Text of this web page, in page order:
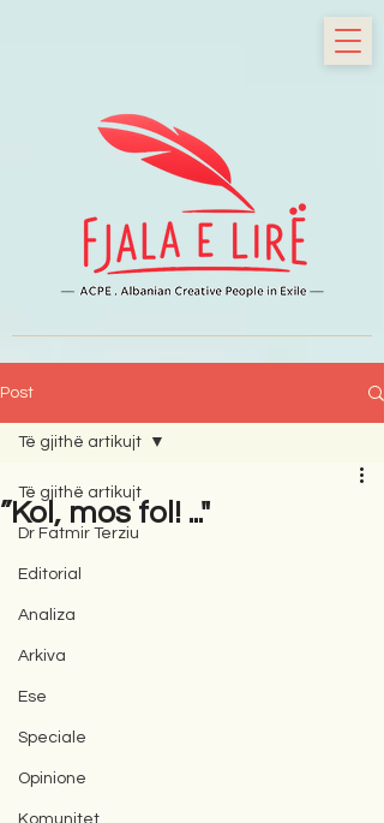
Post
Të gjithë artikujt
Dr Fatmir Terziu
Editorial
Analiza
Arkiva
Ese
Speciale
Opinione
Komunitet
Të gjithë artikujt
”Kol, mos fol! ..."